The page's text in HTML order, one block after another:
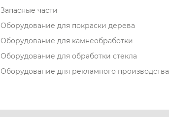
Запасные части
Оборудование для покраски дерева
Оборудование для камнеобработки
Оборудование для обработки стекла
Оборудование для рекламного производства